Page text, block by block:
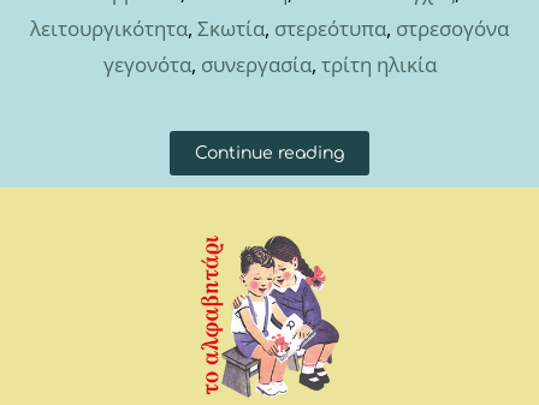
λειτουργικότητα, Σκωτία, στερεότυπα, στρεσογόνα
γεγονότα, συνεργασία, τρίτη ηλικία
Continue reading